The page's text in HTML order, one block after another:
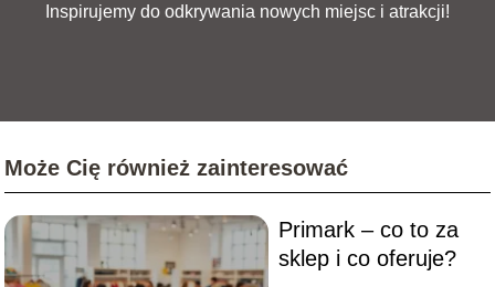
Inspirujemy do odkrywania nowych miejsc i atrakcji!
Może Cię również zainteresować
Primark – co to za
sklep i co oferuje?